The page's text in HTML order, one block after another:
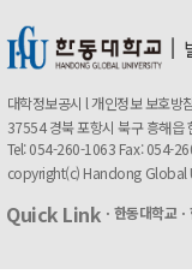
ㅣ
대학정보공시 l개인정보 보호방침
37554 경북 포항시 북구 흥해읍
Tel: 054-260-1063 Fax: 054-
copyright(c) Handong Global
Quick Link ㆍ한동대학교